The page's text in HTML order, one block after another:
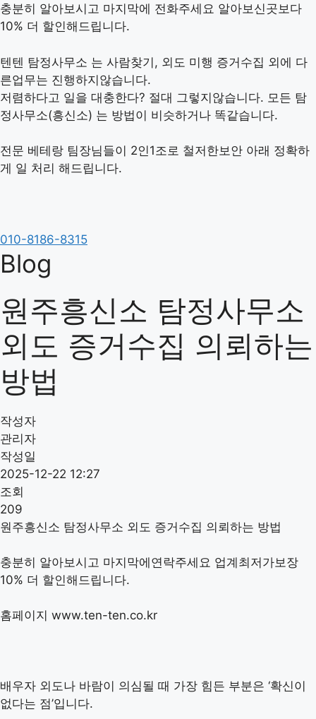
컨
텐
로
건
너
뛰
충분히 알아보시고 마지막에 전화주세요 알아보신곳보다
10% 더 할인해드립니다.
텐텐 탐정사무소 는 사람찾기, 외도 미행 증거수집 외에 다
른업무는 진행하지않습니다.
저렴하다고 일을 대충한다? 절대 그렇지않습니다. 모든 탐
정사무소(흥신소) 는 방법이 비슷하거나 똑같습니다.
전문 베테랑 팀장님들이 2인1조로 철저한보안 아래 정확하
게 일 처리 해드립니다.
010-8186-8315
Blog
원주흥신소 탐정사무소
외도 증거수집 의뢰하는
방법
작성자
관리자
작성일
2025-12-22 12:27
조회
209
원주흥신소 탐정사무소 외도 증거수집 의뢰하는 방법
충분히 알아보시고 마지막에연락주세요 업계최저가보장
10% 더 할인해드립니다.
홈페이지 www.ten-ten.co.kr
배우자 외도나 바람이 의심될 때 가장 힘든 부분은 ‘확신이
없다는 점’입니다.